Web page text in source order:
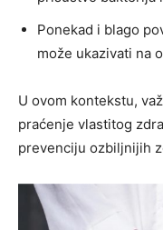
Ponekad i blago
može ukazivati na
U ovom kontekstu,
praćenje vlastitog
prevenciju ozbiljnijih